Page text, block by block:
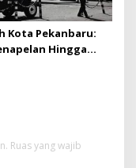
Kota Pekanbaru:
Hingga
Ruas yang wajib